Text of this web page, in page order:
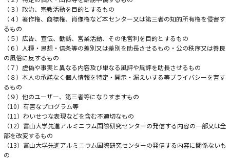
（３）政治、宗教活動を目的とするもの
（４）著作権、商標権、肖像権など本センター又は第三者の知的所有権を侵害す
るもの
（５）広告、宣伝、勧誘、営業活動、その他営利を目的とするもの
（６）人種・思想・信条等の差別又は差別を助長させるもの・公の秩序又は善良
の風俗に反するもの
（７）虚偽や事実と異なる内容及び単なる風評や風評を助長させるもの
（８）本人の承諾なく個人情報を特定・開示・漏えいする等プライバシーを害す
るもの
（９）他のユーザー、第三者等になりすますもの
（10）有害なプログラム等
（11）わいせつな表現などを含む不適切なもの
（12）富山大学先進アルミニウム国際研究センターの発信する内容の一部又は全
部を改変するもの
（13）富山大学先進アルミニウム国際研究センターの発信する内容に関係ないも
の